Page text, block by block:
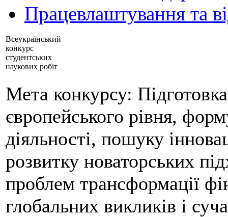
Працевлаштування та
Всеукраїнський
конкурс
студентських
наукових робіт
Мета конкурсу:
європейського рівня,
діяльності, пошуку
розвитку новаторських
проблем трансформації
глобальних викликів і